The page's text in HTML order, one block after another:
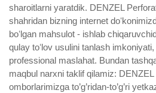
sharoitlarni yaratdik. DENZEL
shahridan bizning internet
boʻlgan mahsulot - ishlab
qulay toʻlov usulini tanlash
professional maslahat. Bundan
maqbul narxni taklif qilamiz:
omborlarimizga to’g’ridan-to’g’ri